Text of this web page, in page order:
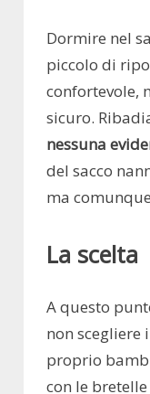
Dormire nel
piccolo di
confortevole,
sicuro.
nessuna
del sacco
ma
La scelta
A questo
non scegliere
proprio
con le